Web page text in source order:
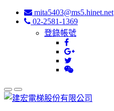
mita5403@ms5.hinet.net
02-2581-1369
登錄帳號